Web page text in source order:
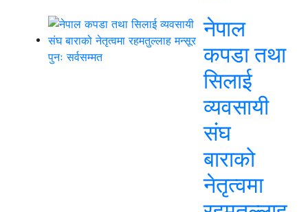
नेपाल
कपडा तथा
सिलाई
व्यवसायी
संघ
बाराको
नेतृत्वमा